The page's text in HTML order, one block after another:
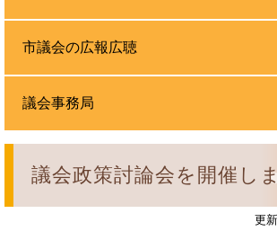
議会政策討論会を開催し
更
市議会の広報広聴
議会事務局